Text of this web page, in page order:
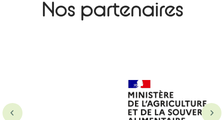
Nos partenaires